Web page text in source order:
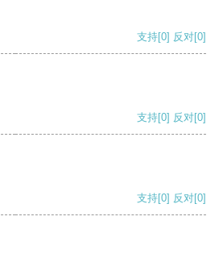
支持[0] 反对[0]
支持[0] 反对[0]
支持[0] 反对[0]